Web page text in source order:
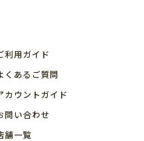
利用ガイド
くあるご質問
カウントガイド
問い合わせ
舗⼀覧